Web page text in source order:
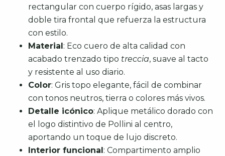
rectangular con cuerpo rígido, asas largas y
doble tira frontal que refuerza la estructura
con estilo.
Material: Eco cuero de alta calidad con
acabado trenzado tipo treccia, suave al tacto
y resistente al uso diario.
Color: Gris topo elegante, fácil de combinar
con tonos neutros, tierra o colores más vivos.
Detalle icónico: Aplique metálico dorado con
el logo distintivo de Pollini al centro,
aportando un toque de lujo discreto.
Interior funcional: Compartimento amplio